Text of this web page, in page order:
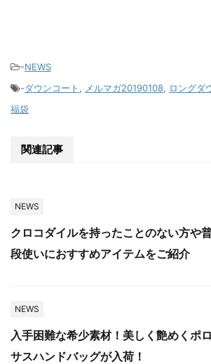
-NEWS
-ダウンコート , メルマガ20190108, ロングダ
福袋
関連記事
NEWS
クロコダイルを持ったことのない方や
段使いにおすすめアイテムをご紹介
NEWS
入手困難な希少素材！美しく艶めくポロ
サスハンドバッグが入荷！